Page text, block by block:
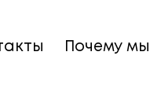
Почему